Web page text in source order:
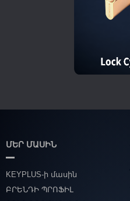
ՄԵՐ ՄԱՍԻՆ
KEYPLUS-ի մասին
ԲՐԵՆԴԻ ՊՐՈՖԻԼ